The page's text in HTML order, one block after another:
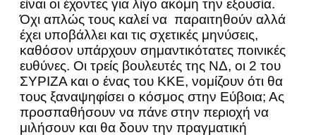
είναι οι έχοντες για λίγο ακόμη την εξουσία.
Όχι απλώς τους καλεί να παραιτηθούν αλλά
έχει υποβάλλει και τις σχετικές μηνύσεις,
καθόσον υπάρχουν σημαντικότατες ποινικές
ευθύνες. Οι τρείς βουλευτές της ΝΔ, οι 2 του
ΣΥΡΙΖΑ και ο ένας του ΚΚΕ, νομίζουν ότι θα
τους ξαναψηφίσει ο κόσμος στην Εύβοια; Ας
προσπαθήσουν να πάνε στην περιοχή να
μιλήσουν και θα δουν την πραγματική